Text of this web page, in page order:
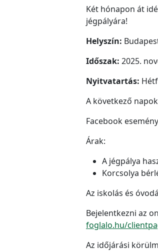
Két hónapon át
jégpályára!
Helyszín:
Időszak: 2025.
Nyitvatartás:
A következő
Facebook
Árak:
A jégpálya
Korcsolya
Az iskolás és
Bejelentkezni az
foglalo.hu/
Az időjárási